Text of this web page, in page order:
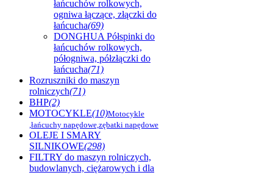
łańcuchów rolkowych,
ogniwa łączące, złączki do
łańcucha(69)
DONGHUA Półspinki do
łańcuchów rolkowych,
półogniwa, półzłączki do
łańcucha(71)
Rozruszniki do maszyn
rolniczych(71)
BHP(2)
MOTOCYKLE(10)Motocykle
,łańcuchy napędowe,zębatki napędowe
OLEJE I SMARY
SILNIKOWE(298)
FILTRY do maszyn rolniczych,
budowlanych, ciężarowych i dla